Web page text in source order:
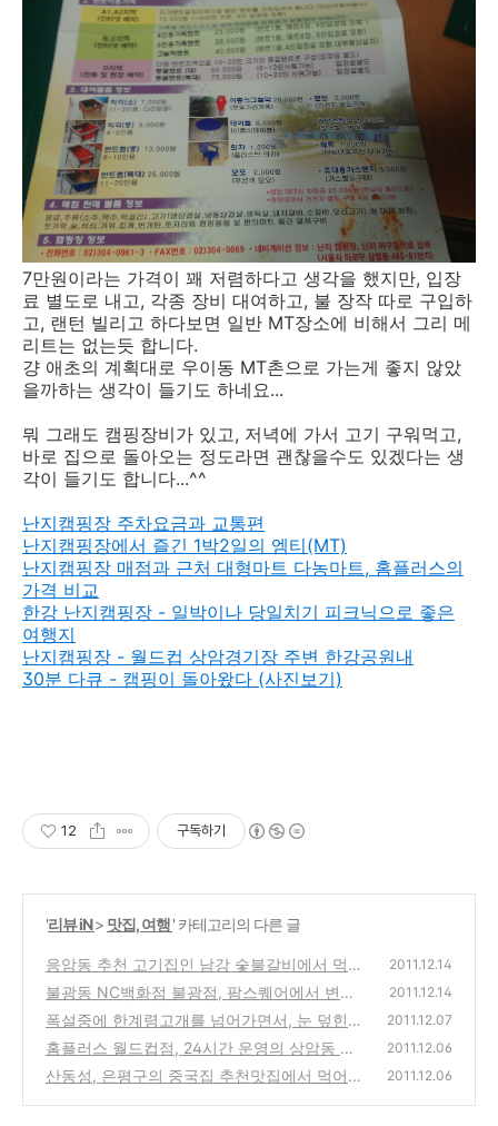
7만원이라는 가격이 꽤 저렴하다고 생각을 했지만, 입장
료 별도로 내고, 각종 장비 대여하고, 불 장작 따로 구입하
고, 랜턴 빌리고 하다보면 일반 MT장소에 비해서 그리 메
리트는 없는듯 합니다.
걍 애초의 계획대로 우이동 MT촌으로 가는게 좋지 않았
을까하는 생각이 들기도 하네요...
뭐 그래도 캠핑장비가 있고, 저녁에 가서 고기 구워먹고,
바로 집으로 돌아오는 정도라면 괜찮을수도 있겠다는 생
각이 들기도 합니다...^^
난지캠핑장 주차요금과 교통편
난지캠핑장에서 즐긴 1박2일의 엠티(MT)
난지캠핑장 매점과 근처 대형마트 다농마트, 홈플러스의
가격 비교
한강 난지캠핑장 - 일박이나 당일치기 피크닉으로 좋은
여행지
난지캠핑장 - 월드컵 상암경기장 주변 한강공원내
30분 다큐 - 캠핑이 돌아왔다 (사진보기)
12 구독하기
'리뷰 iN> 맛집, 여행' 카테고리의 다른 글
응암동 추천 고기집인 남강 숯불갈비에서 먹어
본 저렴하고 맛있는 육회와 안창살
(0)
2011.12.14
불광동 NC백화점 불광점, 팜스퀘어에서 변신
한 이랜드의 직매입 백화점 오픈(킴스클럽, C
GV 입점)
(0)
2011.12.14
폭설중에 한계령고개를 넘어가면서, 눈 덮힌
한계령의 절경을 맛보다! (사진과 동영상)
2011.12.07
홈플러스 월드컵점, 24시간 운영의 상암동 월
드컵경기장의 대형마트에 새벽에 장을 보기~
2011.12.06
산동성, 은평구의 중국집 추천맛집에서 먹어
2011.12.06